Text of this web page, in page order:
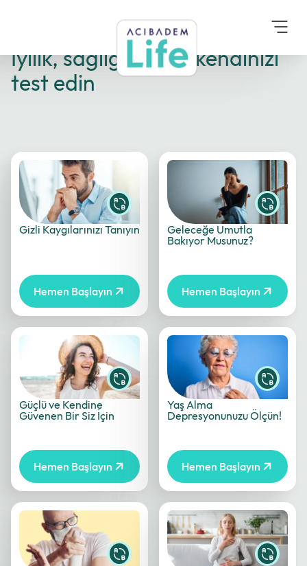
İyilik, sağlığınız için kendinizi
test edin
Gizli Kaygılarınızı Tanıyın
Hemen Başlayın
Geleceğe Umutla
Bakıyor Musunuz?
Hemen Başlayın
Güçlü ve Kendine
Güvenen Bir Siz İçin
Hemen Başlayın
Yaş Alma
Depresyonunuzu Ölçün!
Hemen Başlayın